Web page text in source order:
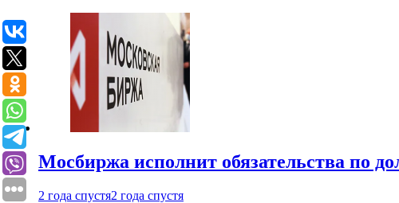
Мосбиржа исполнит обязательства по
2 года спустя2 года спустя